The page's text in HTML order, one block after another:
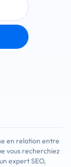
en relation entre
vous recherchiez
expert SEO,